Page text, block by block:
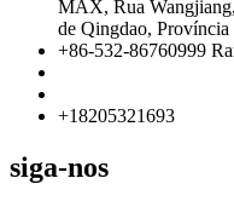
MAX, Rua
de Qingdao,
+86-532-86760999
+18205321693
siga-nos